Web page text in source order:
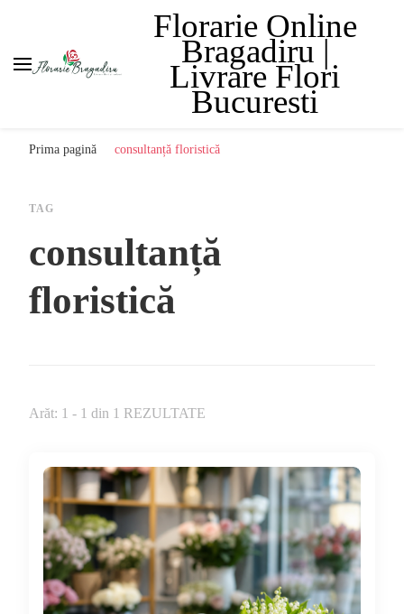
Florarie Online
Bragadiru |
Livrare Flori
Bucuresti
Prima pagină consultanță floristică
TAG
consultanță
floristică
Arăt: 1 - 1 din 1 REZULTATE